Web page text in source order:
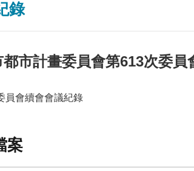
錄
市計畫委員會第613次委員
員會續會會議紀錄
案